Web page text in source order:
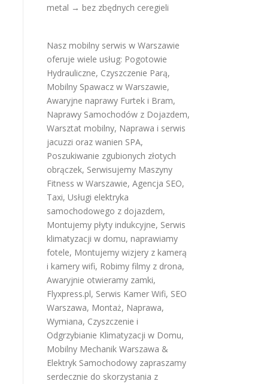
metal → bez zbędnych ceregieli
Nasz mobilny serwis w Warszawie
oferuje wiele usług: Pogotowie
Hydrauliczne, Czyszczenie Parą,
Mobilny Spawacz w Warszawie,
Awaryjne naprawy Furtek i Bram,
Naprawy Samochodów z Dojazdem,
Warsztat mobilny, Naprawa i serwis
jacuzzi oraz wanien SPA,
Poszukiwanie zgubionych złotych
obrączek, Serwisujemy Maszyny
Fitness w Warszawie, Agencja SEO,
Taxi, Usługi elektryka
samochodowego z dojazdem,
Montujemy płyty indukcyjne, Serwis
klimatyzacji w domu, naprawiamy
fotele, Montujemy wizjery z kamerą
i kamery wifi, Robimy filmy z drona,
Awaryjnie otwieramy zamki,
Flyxpress.pl, Serwis Kamer Wifi, SEO
Warszawa, Montaż, Naprawa,
Wymiana, Czyszczenie i
Odgrzybianie Klimatyzacji w Domu,
Mobilny Mechanik Warszawa &
Elektryk Samochodowy zapraszamy
serdecznie do skorzystania z